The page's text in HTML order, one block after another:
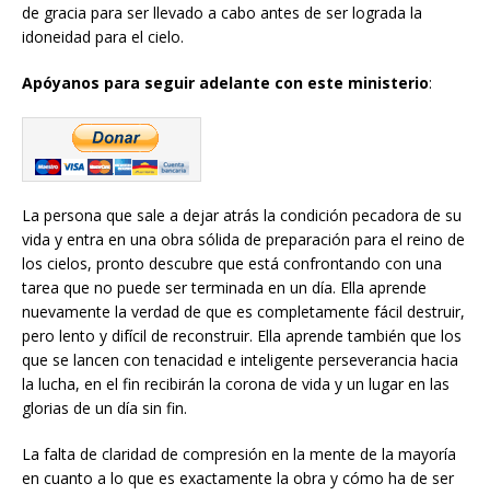
de gracia para ser llevado a cabo antes de ser lograda la
idoneidad para el cielo.
Apóyanos para seguir adelante con este ministerio:
La persona que sale a dejar atrás la condición pecadora de su
vida y entra en una obra sólida de preparación para el reino de
los cielos, pronto descubre que está confrontando con una
tarea que no puede ser terminada en un día. Ella aprende
nuevamente la verdad de que es completamente fácil destruir,
pero lento y difícil de reconstruir. Ella aprende también que los
que se lancen con tenacidad e inteligente perseverancia hacia
la lucha, en el fin recibirán la corona de vida y un lugar en las
glorias de un día sin fin.
La falta de claridad de compresión en la mente de la mayoría
en cuanto a lo que es exactamente la obra y cómo ha de ser